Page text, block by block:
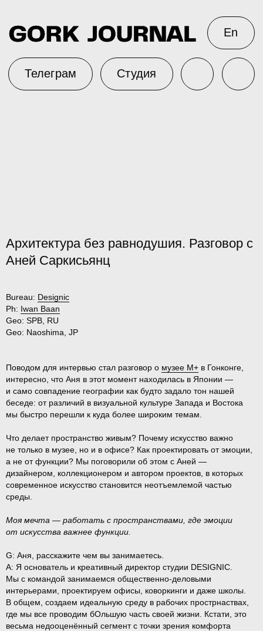
Архитектура без равнодушия. Разговор с
Аней Саркисьянц
Bureau: Designic
Ph: Iwan Baan
Geo: SPB, RU
Geo: Naoshima, JP
Поводом для интервью стал разговор о музее M+ в Гонконге,
интересно, что Аня в этот момент находилась в Японии —
и само совпадение географии как будто задало тон нашей
беседе: от различий в визуальной культуре Запада и Востока
мы быстро перешли к куда более широким темам.
Что делает пространство живым? Почему искусство важно
не только в музее, но и в офисе? Как проектировать от эмоции,
а не от функции? Мы поговорили об этом с Аней —
дизайнером, коллекционером и автором проектов, в которых
современное искусство становится неотъемлемой частью
среды.
Моя мечта — работать с пространствами, где эмоции
от искусства важнее функции.
G: Аня, расскажите чем вы занимаетесь.
A: Я основатель и креативный директор студии DESIGNIC.
Мы c командой занимаемся общественно-деловыми
интерьерами, проектируем офисы, коворкинги и даже школы.
В общем, создаем идеальную среду в рабочих прострнаствах,
где мы все проводим бОльшую часть своей жизни. Кстати, это
весьма недооценённый сегмент с точки зрения комфорта